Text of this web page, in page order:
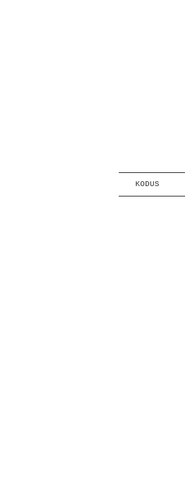
KODUS